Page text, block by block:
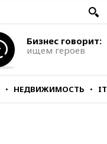
Бизнес говорит:
ищем героев
НЕДВИЖИМОСТЬ IT